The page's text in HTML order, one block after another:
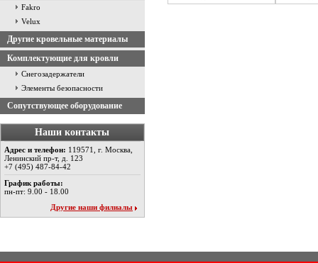
Fakro
Velux
Другие кровельные материалы
Комплектующие для кровли
Снегозадержатели
Элементы безопасности
Сопутствующее оборудование
Наши контакты
Адрес и телефон: 119571, г. Москва,
Ленинский пр-т, д. 123
+7 (495) 487-84-42
График работы:
пн-пт: 9.00 - 18.00
Другие наши филиалы